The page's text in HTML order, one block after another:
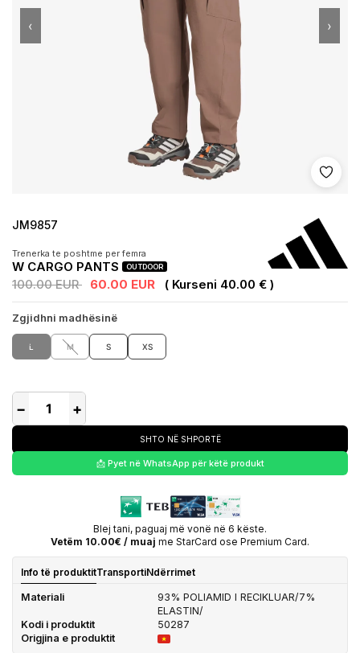
Shto
‹ ›
JM9857
Trenerka te poshtme per femra
W CARGO PANTS OUTDOOR
100.00 EUR 60.00 EUR ( Kurseni 40.00 € )
Zgjidhni madhësinë
L M S XS
− +
SHTO NË SHPORTË
📩 Pyet në WhatsApp për këtë produkt
Blej tani, paguaj më vonë në 6 këste.
Vetëm 10.00€ / muaj me StarCard ose Premium Card.
Info të produktitTransportiNdërrimet
Materiali
93% POLIAMID I RECIKLUAR/7%
ELASTIN/
Kodi i produktit
50287
Origjina e produktit